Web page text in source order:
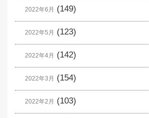
2022年6月 (149)
2022年5月 (123)
2022年4月 (142)
2022年3月 (154)
2022年2月 (103)